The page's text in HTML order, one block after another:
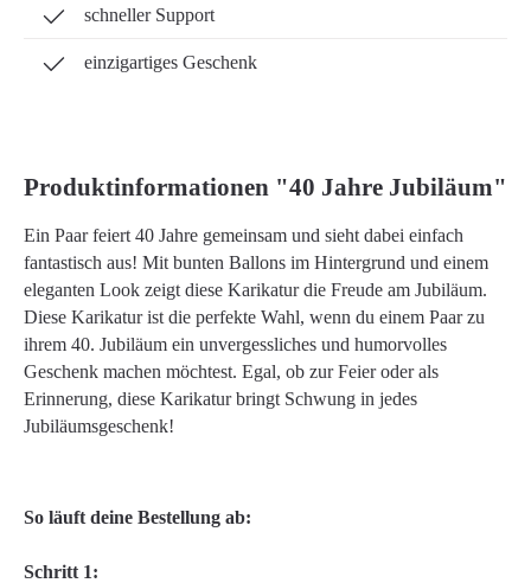
schneller Support
einzigartiges Geschenk
Produktinformationen "40 Jahre Jubiläum"
Ein Paar feiert 40 Jahre gemeinsam und sieht dabei einfach
fantastisch aus! Mit bunten Ballons im Hintergrund und einem
eleganten Look zeigt diese Karikatur die Freude am Jubiläum.
Diese Karikatur ist die perfekte Wahl, wenn du einem Paar zu
ihrem 40. Jubiläum ein unvergessliches und humorvolles
Geschenk machen möchtest. Egal, ob zur Feier oder als
Erinnerung, diese Karikatur bringt Schwung in jedes
Jubiläumsgeschenk!
So läuft deine Bestellung ab:
Schritt 1: